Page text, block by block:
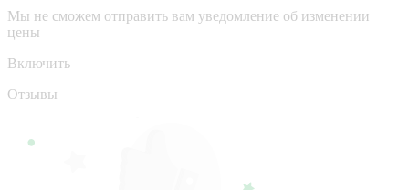
Мы не сможем отправить вам уведомление об изменении
цены
Включить
Отзывы